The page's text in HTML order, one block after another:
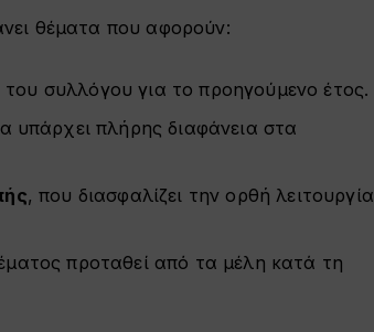
θέματα που αφορούν:
του συλλόγου για το προηγούμενο έτος.
υπάρχει πλήρης διαφάνεια στα
, που διασφαλίζει την ορθή λειτουργία
προταθεί από τα μέλη κατά τη